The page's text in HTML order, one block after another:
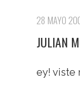
28 MAYO
JULIAN
ey! viste